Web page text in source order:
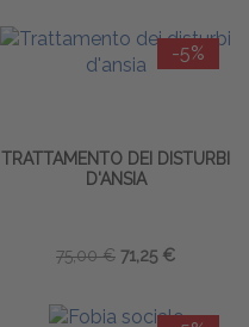
-5%
TRATTAMENTO DEI DISTURBI
D'ANSIA
75,00 € 71,25 €